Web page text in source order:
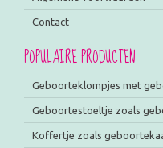
Contact
POPULAIRE PRODUCTEN
Geboorteklompjes met
Geboortestoeltje zoals
Koffertje zoals